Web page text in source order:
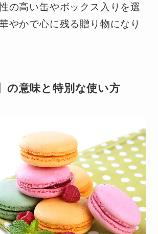
の高い缶やボックス入りを選
やかで心に残る贈り物になり
の意味と特別な使い方